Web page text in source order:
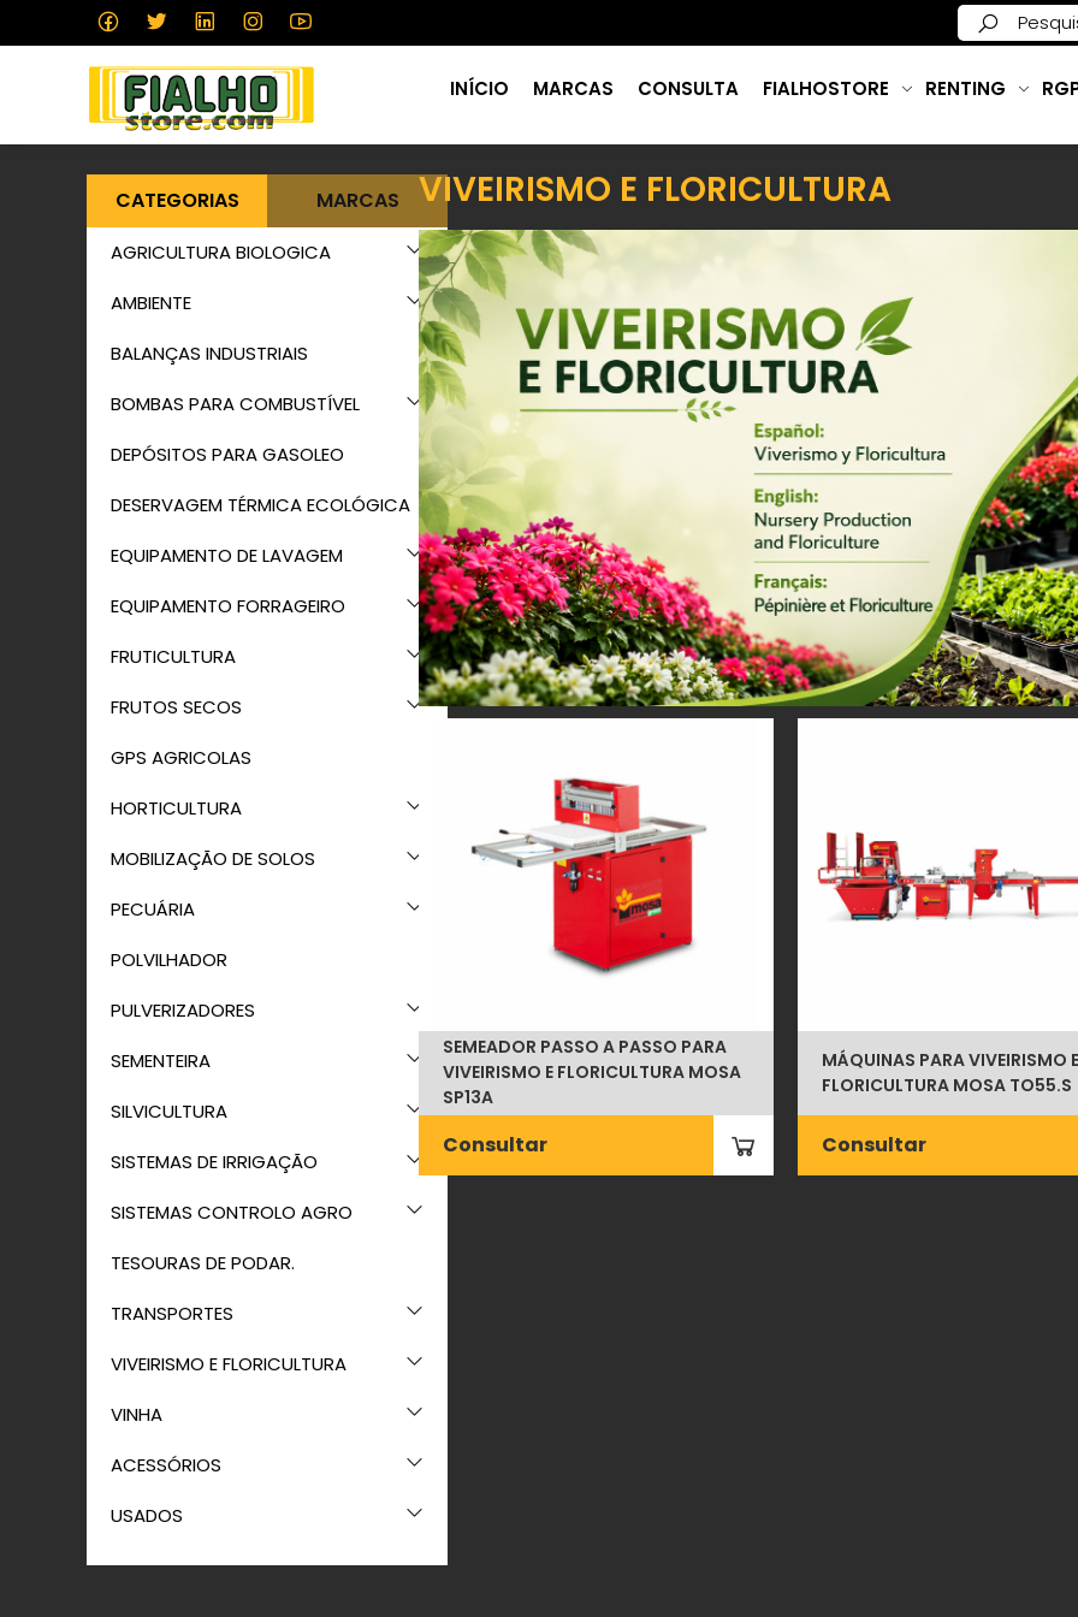
INÍCIO MARCAS CONSULTA FIALHOSTORE RENTING
CATEGORIAS MARCAS
AGRICULTURA BIOLOGICA
AMBIENTE
BALANÇAS INDUSTRIAIS
BOMBAS PARA COMBUSTÍVEL
DEPÓSITOS PARA GASOLEO
DESERVAGEM TÉRMICA ECOLÓGICA
EQUIPAMENTO DE LAVAGEM
EQUIPAMENTO FORRAGEIRO
FRUTICULTURA
FRUTOS SECOS
GPS AGRICOLAS
HORTICULTURA
MOBILIZAÇÃO DE SOLOS
PECUÁRIA
POLVILHADOR
PULVERIZADORES
SEMENTEIRA
SILVICULTURA
SISTEMAS DE IRRIGAÇÃO
SISTEMAS CONTROLO AGRO
TESOURAS DE PODAR.
TRANSPORTES
VIVEIRISMO E FLORICULTURA
VINHA
ACESSÓRIOS
USADOS
VIVEIRISMO E FLORICULTURA
SEMEADOR PASSO A PASSO PARA
VIVEIRISMO E FLORICULTURA MOSA
SP13A
Consultar
MÁQUINAS PARA VIVEIRISMO E
FLORICULTURA MOSA TO55.S
Consultar